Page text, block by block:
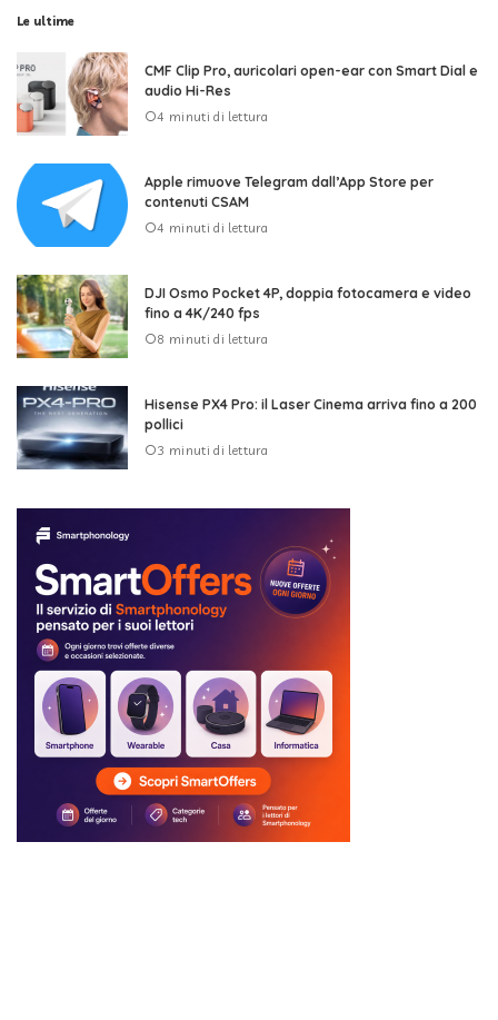
Le ultime
CMF Clip Pro, auricolari open-ear con Smart Dial e
audio Hi-Res
4 minuti di lettura
Apple rimuove Telegram dall’App Store per
contenuti CSAM
4 minuti di lettura
DJI Osmo Pocket 4P, doppia fotocamera e video
fino a 4K/240 fps
8 minuti di lettura
Hisense PX4 Pro: il Laser Cinema arriva fino a 200
pollici
3 minuti di lettura